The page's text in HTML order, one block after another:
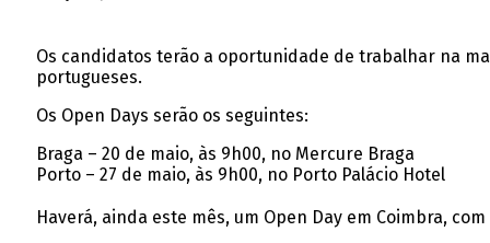
Os candidatos terão a oportunidade de trabalhar na
portugueses.
Os Open Days serão os seguintes:
Braga – 20 de maio, às 9h00, no Mercure Braga
Porto – 27 de maio, às 9h00, no Porto Palácio Hotel
Haverá, ainda este mês, um Open Day em Coimbra,